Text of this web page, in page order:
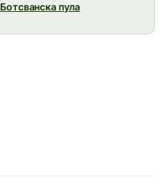
Ботсванска пула